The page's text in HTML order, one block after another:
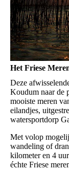
Het Friese
Deze
Koudum naar de
mooiste meren
eilandjes,
watersportdorp
Met volop
wandeling of
kilometer en 4
échte Friese